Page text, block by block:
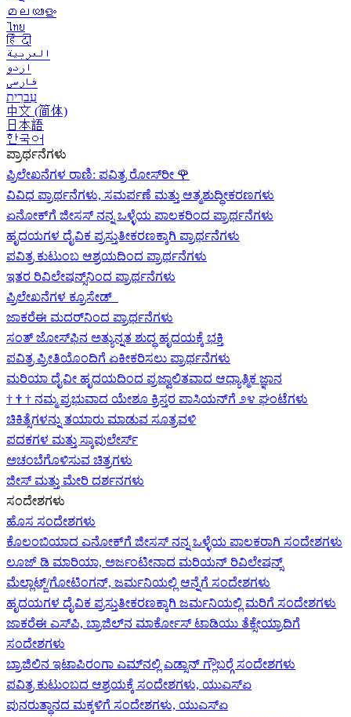
മലയാളം
ไทย
हिंदी
العربية
اردو
فارسی
עִברִית
中文 (简体)
日本語
한국어
ಪ್ರಾರ್ಥನೆಗಳು
ಪ್ರಿಲೇಖನೆಗಳ ರಾಣಿ: ಪವಿತ್ರ ರೋಸ್‌ರೀ 🌹
ವಿವಿಧ ಪ್ರಾರ್ಥನೆಗಳು, ಸಮರ್ಪಣೆ ಮತ್ತು ಆತ್ಮಶುದ್ಧೀಕರಣಗಳು
ಏನೋಕ್‍ಗೆ ಜೀಸಸ್ ನನ್ನ ಒಳ್ಳೆಯ ಪಾಲಕರಿಂದ ಪ್ರಾರ್ಥನೆಗಳು
ಹೃದಯಗಳ ದೈವಿಕ ಪ್ರಸ್ತುತೀಕರಣಕ್ಕಾಗಿ ಪ್ರಾರ್ಥನೆಗಳು
ಪವಿತ್ರ ಕುಟುಂಬ ಆಶ್ರಯದಿಂದ ಪ್ರಾರ್ಥನೆಗಳು
ಇತರ ರಿವಿಲೇಷನ್ಸ್‌ನಿಂದ ಪ್ರಾರ್ಥನೆಗಳು
ಪ್ರಿಲೇಖನೆಗಳ ಕ್ರೂಸೇಡ್
ಜಾಕರೆಈ ಮದರ್‌ನಿಂದ ಪ್ರಾರ್ಥನೆಗಳು
ಸಂತ್ ಜೋಸ್‌ಫಿನ ಅತ್ಯುನ್ನತ ಶುದ್ಧ ಹೃದಯಕ್ಕೆ ಭಕ್ತಿ
ಪವಿತ್ರ ಪ್ರೀತಿಯೊಂದಿಗೆ ಏಕೀಕರಿಸಲು ಪ್ರಾರ್ಥನೆಗಳು
ಮರಿಯಾ ದೈವೀ ಹೃದಯದಿಂದ ಪ್ರಜ್ವಾಲಿತವಾದ ಆಧ್ಯಾತ್ಮಿಕ ಜ್ಞಾನ
† † † ನಮ್ಮ ಪ್ರಭುವಾದ ಯೇಶೂ ಕ್ರಿಸ್ತರ ಪಾಸಿಯನ್‌ಗೆ ೨೪ ಘಂಟೆಗಳು
ಚಿಕಿತ್ಸೆಗಳನ್ನು ತಯಾರು ಮಾಡುವ ಸೂತ್ರವಳಿ
ಪದಕಗಳ ಮತ್ತು ಸ್ಕಾಪುಲೇರ್ಸ್
ಅಚಂಬೆಗೊಳಿಸುವ ಚಿತ್ರಗಳು
ಜೀಸ್‌ ಮತ್ತು ಮೇರಿ ದರ್ಶನಗಳು
ಸಂದೇಶಗಳು
ಹೊಸ ಸಂದೇಶಗಳು
ಕೊಲಂಬಿಯಾದ ಎನೋಕ್‍ಗೆ ಜೀಸಸ್ ನನ್ನ ಒಳ್ಳೆಯ ಪಾಲಕರಾಗಿ ಸಂದೇಶಗಳು
ಲೂಜ್ ಡಿ ಮಾರಿಯಾ, ಅರ್ಜಂಟೀನಾದ ಮರಿಯನ್ ರಿವಿಲೇಷನ್ಸ್
ಮೆಲ್ಲಾಟ್ಜ್/ಗೋಟಿಂಗನ್, ಜರ್ಮನಿಯಲ್ಲಿ ಆನ್ನೆಗೆ ಸಂದೇಶಗಳು
ಹೃದಯಗಳ ದೈವಿಕ ಪ್ರಸ್ತುತೀಕರಣಕ್ಕಾಗಿ ಜರ್ಮನಿಯಲ್ಲಿ ಮರಿಗೆ ಸಂದೇಶಗಳು
ಜಾಕರೆಈ ಎಸ್‌ಪಿ, ಬ್ರಾಜಿಲ್‌ನ ಮಾರ್ಕೋಸ್ ಟಾಡಿಯು ತೆಕ್ಸೇಯ್ರಾದಿಗೆ
ಸಂದೇಶಗಳು
ಬ್ರಾಜಿಲಿನ ಇಟಾಪಿರಂಗಾ ಎಮ್‌ನಲ್ಲಿ ಎಡ್ಸಾನ್ ಗ್ಲೌಬರ್‍ಗೆ ಸಂದೇಶಗಳು
ಪವಿತ್ರ ಕುಟುಂಬದ ಆಶ್ರಯಕ್ಕೆ ಸಂದೇಶಗಳು, ಯುಎಸ್‌ಏ
ಪುನರುತ್ಥಾನದ ಮಕ್ಕಳಿಗೆ ಸಂದೇಶಗಳು, ಯುಎಸ್‌ಏ